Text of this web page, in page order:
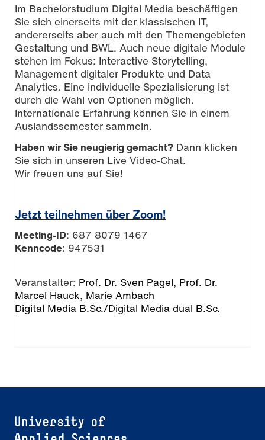
Im Bachelorstudium Digital Media beschäftigen
Sie sich einerseits mit der klassischen IT,
andererseits aber auch mit den Themengebieten
Gestaltung und BWL. Auch neue digitale Module
stehen im Fokus: Interactive Storytelling,
Management digitaler Produkte und Data
Analytics. Eine individuelle Spezialisierung ist
durch die Wahl von Optionen möglich.
Internationale Erfahrung können Sie in einem
Auslandssemester sammeln.
Haben wir Sie neugierig gemacht? Dann klicken
Sie sich in unseren Live Video-Chat.
Wir freuen uns auf Sie!
Jetzt teilnehmen über Zoom!
Meeting-ID: 687 8079 1467
Kenncode: 947531
Veranstalter: Prof. Dr. Sven Pagel, Prof. Dr.
Marcel Hauck, Marie Ambach
Digital Media B.Sc./Digital Media dual B.Sc.